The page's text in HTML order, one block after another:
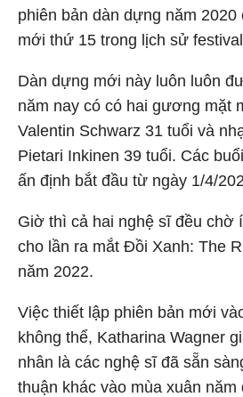
phiên bản dàn dựng năm 2020
mới thứ 15 trong lịch sử
Dàn dựng mới này luôn luôn
năm nay có có hai gương mặt
Valentin Schwarz 31 tuổi và
Pietari Inkinen 39 tuổi. Các
ấn định bắt đầu từ ngày 1/4/
Giờ thì cả hai nghệ sĩ đều chờ
cho lần ra mắt Đồi Xanh: The
năm 2022.
Việc thiết lập phiên bản mới
không thể, Katharina Wagner
nhân là các nghệ sĩ đã sẵn
thuận khác vào mùa xuân năm